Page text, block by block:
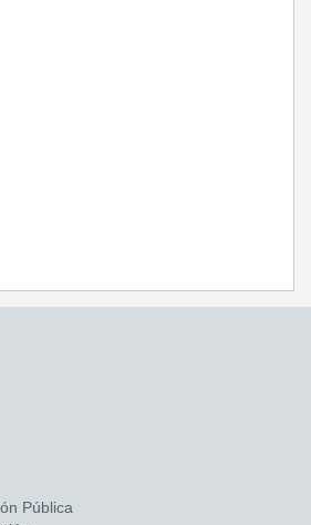
Pública